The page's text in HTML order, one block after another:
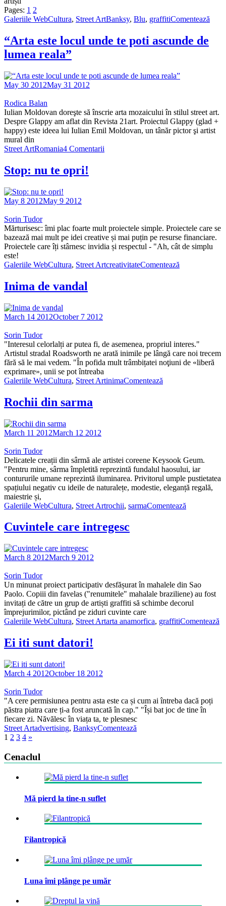
Pages: 1 2
Galeriile WebCultura, Street ArtBanksy, Blu, graffitiComentează
“Arta este locul unde te poti ascunde de
lumea reala”
May 30 2012May 31 2012
Rodica Balan
Iulian Moldovan doreşte să înscrie arta mozaicului în stilul street art.
Despre Glappy am aflat din Revista 21art. Proiectul Glappy (glad +
happy) este ideea lui Iulian Emil Moldovan, un tânăr pictor şi artist
mural din
Street ArtRomania4 Comentarii
Stop: nu te opri!
May 8 2012May 9 2012
Sorin Tudor
Mărturisesc: îmi plac foarte mult proiectele simple. Proiectele care se
bazează mai mult pe idei creative și mai puțin pe resurse financiare.
Proiectele care îți stârnesc invidia și respectul - "Ah, cât de simplu
este!
Galeriile WebCultura, Street ArtcreativitateComentează
Inima de vandal
March 14 2012October 7 2012
Sorin Tudor
"Interesul celorlalți ar putea fi, de asemenea, propriul interes."
Artistul stradal Roadsworth ne arată inimile pe lângă care noi trecem
fără să le mai vedem. "În pofida mult trâmbițatei noţiuni de «liberă
exprimare», unii se pot întreaba
Galeriile WebCultura, Street ArtinimaComentează
Rochii din sarma
March 11 2012March 12 2012
Sorin Tudor
Delicatele creații din sârmă ale artistei coreene Keysook Geum.
"Pentru mine, sârma împletită reprezintă fundalul haosului, iar
contururile umane reprezintă iluminarea. Privitorul umple pustietatea
spațiului negativ cu ideile de naturalețe, modestie, eleganță regală,
maiestrie și,
Galeriile WebCultura, Street Artrochii, sarmaComentează
Cuvintele care intregesc
March 8 2012March 9 2012
Sorin Tudor
Un minunat proiect participativ desfășurat în mahalele din Sao
Paolo. Copiii din favelas ("renumitele" mahalale braziliene) au fost
invitați de către un grup de artiști graffiti să schimbe decorul
împrejurimilor, pictând pe ziduri cuvinte care
Galeriile WebCultura, Street Artarta anamorfica, graffitiComentează
Ei iti sunt datori!
March 4 2012October 18 2012
Sorin Tudor
"A cere permisiunea pentru asta este ca și cum ai întreba dacă poți
păstra piatra care ți-a fost aruncată în cap." "Își bat joc de tine în
fiecare zi. Năvălesc în viața ta, te plesnesc
Street Artadvertising, BanksyComentează
1 2 3 4 »
Cenaclul
Mă pierd la tine-n suflet
Filantropică
Luna îmi plânge pe umăr